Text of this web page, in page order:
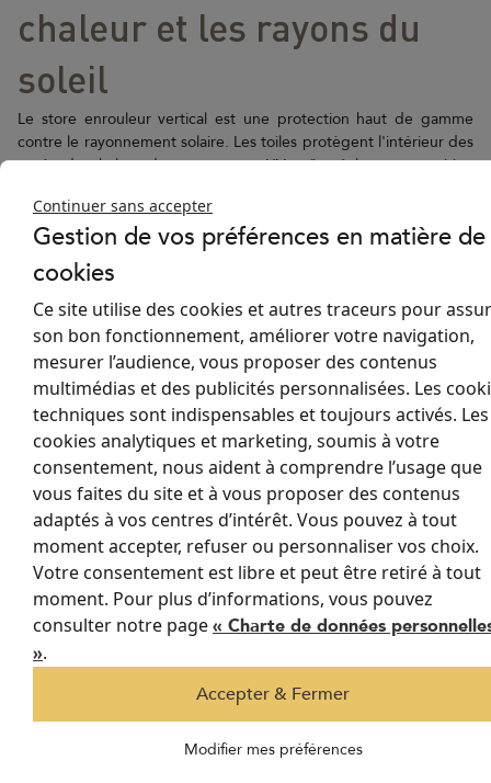
chaleur et les rayons du
soleil
Le store enrouleur vertical est une protection haut de gamme
contre le rayonnement solaire. Les toiles protègent l'intérieur des
excès de chaleur dus aux rayons UV grâce à leur composition
maillage de fils en polyester pour refléter les rayons du soleil.
Cette solution est donc performante pour protéger les vérandas
ou les pièces avec de nombreuses surfaces vitrées et améliorer le
confort thermique. Grâce au store enrouleur vertical, vous
pourrez enfin profiter de ces pièces en toute saison et à
n'importe quelle heure de la journée.
Découvrez également les autres modèles de notre gamme de
store enrouleur : PRESTIGE, HELIOS M/L et VERTINOX.
Continuer sans accepter
Gestion de vos préférences en matière de
cookies
Ce site utilise des cookies et autres traceurs pour
son bon fonctionnement, améliorer votre navigation,
mesurer l’audience, vous proposer des contenus
multimédias et des publicités personnalisées. Les
techniques sont indispensables et toujours activés. Les
cookies analytiques et marketing, soumis à votre
consentement, nous aident à comprendre l’usage que
vous faites du site et à vous proposer des contenus
adaptés à vos centres d’intérêt. Vous pouvez à tout
moment accepter, refuser ou personnaliser vos choix.
Votre consentement est libre et peut être retiré à tout
moment. Pour plus d’informations, vous pouvez
consulter notre page« Charte de données
».
Accepter & Fermer
Modifier mes préférences